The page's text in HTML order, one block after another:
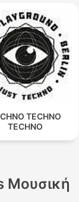
TECHNO
TECHNO
Μουσική